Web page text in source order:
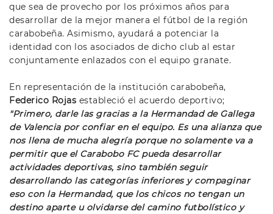
que sea de provecho por los próximos años para
desarrollar de la mejor manera el fútbol de la región
carabobeña. Asimismo, ayudará a potenciar la
identidad con los asociados de dicho club al estar
conjuntamente enlazados con el equipo granate.
En representación de la institución carabobeña,
Federico Rojas estableció el acuerdo deportivo;
"Primero, darle las gracias a la Hermandad de Gallega
de Valencia por confiar en el equipo. Es una alianza que
nos llena de mucha alegría porque no solamente va a
permitir que el Carabobo FC pueda desarrollar
actividades deportivas, sino también seguir
desarrollando las categorías inferiores y compaginar
eso con la Hermandad, que los chicos no tengan un
destino aparte u olvidarse del camino futbolístico y